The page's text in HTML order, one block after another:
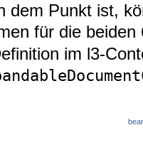
dem Punkt ist,
für die beiden
im l3-